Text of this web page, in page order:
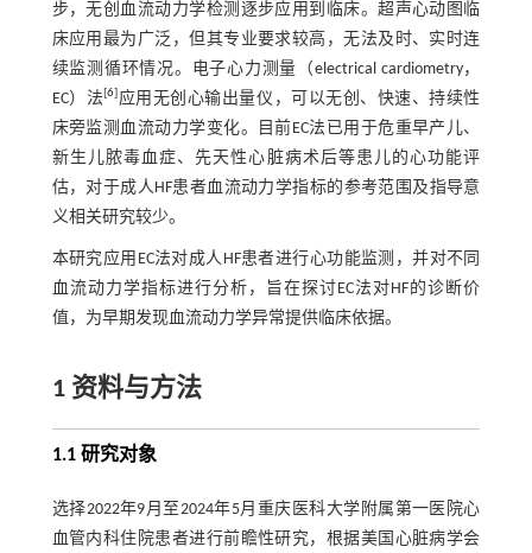
步，无创血流动力学检测逐步应用到临床。超声心动图临
床应用最为广泛，但其专业要求较高，无法及时、实时连
续监测循环情况。电子心力测量（electrical cardiometry，
EC）法[6] 应用无创心输出量仪，可以无创、快速、持续性
床旁监测血流动力学变化。目前EC法已用于危重早产儿、
新生儿脓毒血症、先天性心脏病术后等患儿的心功能评
估，对于成人HF患者血流动力学指标的参考范围及指导意
义相关研究较少。
本研究应用EC法对成人HF患者进行心功能监测，并对不同
血流动力学指标进行分析，旨在探讨EC法对HF的诊断价
值，为早期发现血流动力学异常提供临床依据。
1 资料与方法
1.1 研究对象
选择2022年9月至2024年5月重庆医科大学附属第一医院心
血管内科住院患者进行前瞻性研究，根据美国心脏病学会